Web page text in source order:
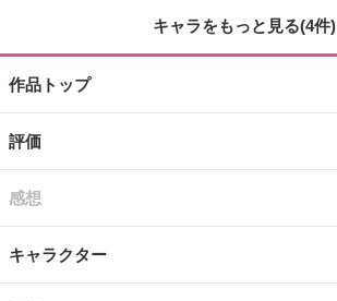
キャラをもっと見る(4件)
作品トップ
評価
感想
キャラクター